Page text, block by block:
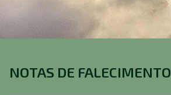
NOTAS DE FALECIMENTO